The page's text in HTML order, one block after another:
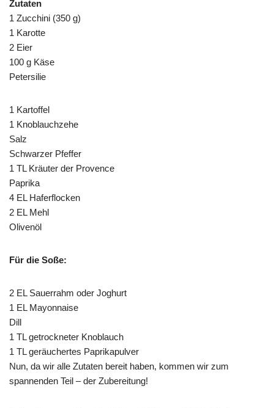
Zutaten
1 Zucchini (350 g)
1 Karotte
2 Eier
100 g Käse
Petersilie
1 Kartoffel
1 Knoblauchzehe
Salz
Schwarzer Pfeffer
1 TL Kräuter der Provence
Paprika
4 EL Haferflocken
2 EL Mehl
Olivenöl
Für die Soße:
2 EL Sauerrahm oder Joghurt
1 EL Mayonnaise
Dill
1 TL getrockneter Knoblauch
1 TL geräuchertes Paprikapulver
Nun, da wir alle Zutaten bereit haben, kommen wir zum
spannenden Teil – der Zubereitung!